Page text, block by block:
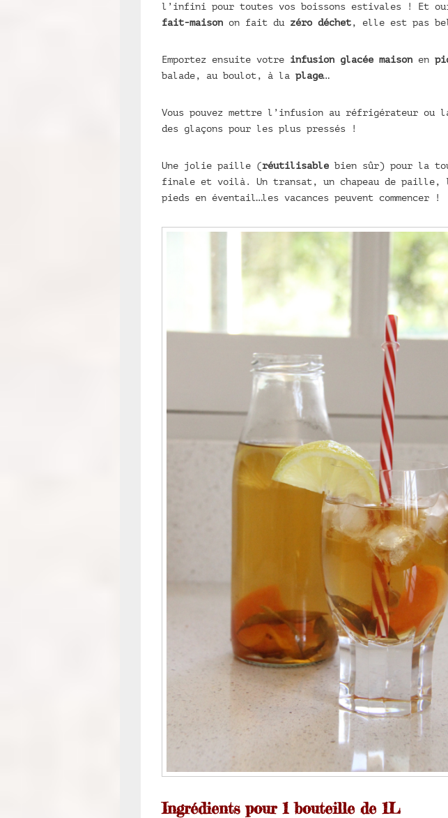
l’infini pour toutes vos boissons estivales ! Et
fait-maison on fait du zéro déchet, elle est pas
Emportez ensuite votre infusion glacée maison en
balade, au boulot, à la plage…
Vous pouvez mettre l’infusion au réfrigérateur ou
des glaçons pour les plus pressés !
Une jolie paille (réutilisable bien sûr) pour la
finale et voilà. Un transat, un chapeau de paille,
pieds en éventail…les vacances peuvent commencer !
Ingrédients pour 1 bouteille de 1L